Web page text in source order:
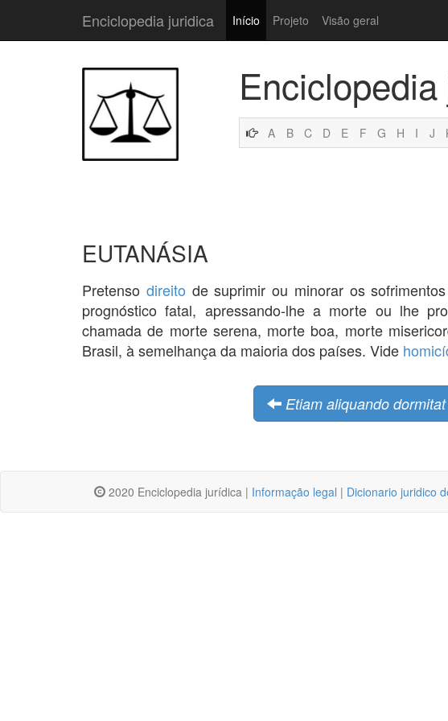
Enciclopedia juridica Início Projeto Visão geral
A B C D E F G H I J
EUTANÁSIA
Pretenso direito de suprimir ou minorar os
prognóstico fatal, apressando-lhe a morte ou lhe
chamada de morte serena, morte boa, morte
Brasil, à semelhança da maioria dos países. Vide
Etiam aliquando
2020 Enciclopedia jurídica | Informação legal | Dicionario juridico